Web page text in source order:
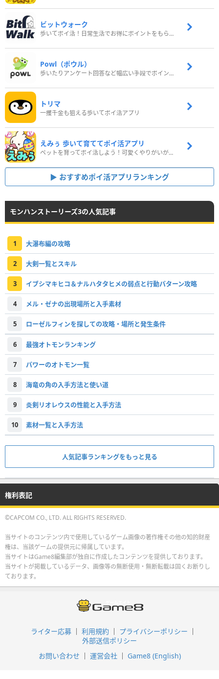
ビットウォーク
歩いてポイ活！日常生活でお得にポイントをもらおう
Powl（ポウル）
歩いたりアンケート回答など幅広い手段でポイントをゲット
トリマ
一攫千金も狙える歩いてポイ活アプリ
えみぅ 歩いて育ててポイ活アプリ
ペットを育ってポイ活しよう！可愛くやりがいがある新感覚アプリ
おすすめポイ活アプリランキング
モンハンストーリーズ3の人気記事
1 大瀑布編の攻略
2 大剣一覧とスキル
3 イブシマキヒコ＆ナルハタタヒメの弱点と行動パターン攻略
4 メル・ゼナの出現場所と入手素材
5 ローゼルフィンを探しての攻略・場所と発生条件
6 最強オトモンランキング
7 パワーのオトモン一覧
8 海竜の角の入手方法と使い道
9 炎剣リオレウスの性能と入手方法
10 素材一覧と入手方法
人気記事ランキングをもっと見る
権利表記
©CAPCOM CO., LTD. ALL RIGHTS RESERVED.
当サイトのコンテンツ内で使用しているゲーム画像の著作権その他の知的財産
権は、当該ゲームの提供元に帰属しています。
当サイトはGame8編集部が独自に作成したコンテンツを提供しております。
当サイトが掲載しているデータ、画像等の無断使用・無断転載は固くお断りし
ております。
ライター応募 利用規約
プライバシーポリシー
外部送信ポリシー
お問い合わせ
運営会社 Game8 (English)